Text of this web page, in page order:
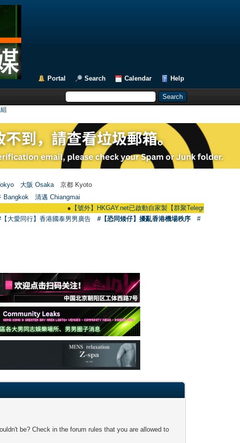
Portal Search Calendar Help
大阪 Osaka 京都 Kyoto
Bangkok
清邁 Chiangmai
【號外】HKGAY.net已啟動自家製【群聚Telegram群組】
【大愛同行】香港國泰男男廣告 #【恐同矮仔】擾亂香港機場秩序
#
be? Check in the forum rules that you are allowed to